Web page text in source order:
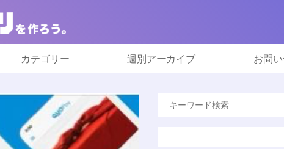
カテゴリー 週別アーカイブ お問